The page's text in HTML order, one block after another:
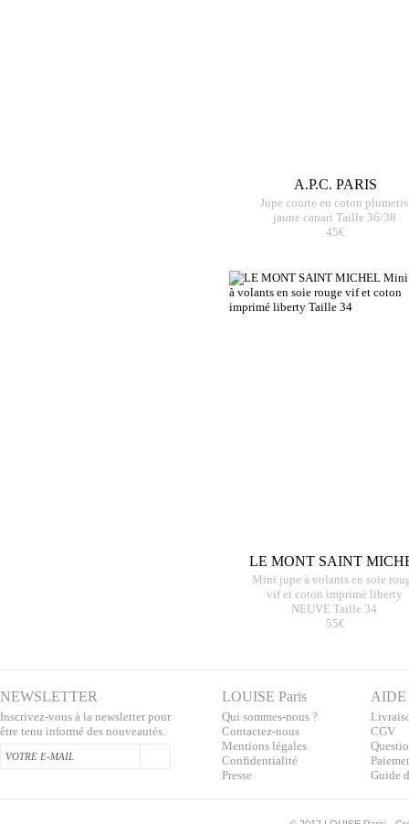
A.P.C. PARIS
Jupe courte en coton plumetis
jaune canari Taille 36/38
45€
LE MONT SAINT
Mini jupe à volants en soie
vif et coton imprimé liberty
NEUVE Taille 34
55€
NEWSLETTER
Inscrivez-vous à la newsletter pour
être tenu informé des nouveautés.
LOUISE Paris
Qui sommes-nous ?
Contactez-nous
Mentions légales
Confidentialité
Presse
AIDE
CGV
Guide